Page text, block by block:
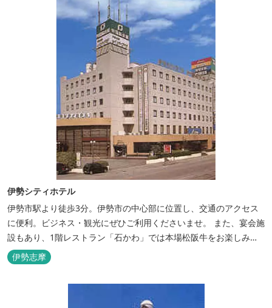
伊勢シティホテル
伊勢市駅より徒歩3分。伊勢市の中心部に位置し、交通のアクセス
に便利。ビジネス・観光にぜひご利用くださいませ。 また、宴会施
設もあり、1階レストラン「石かわ」では本場松阪牛をお楽しみい
ただけます。
伊勢志摩